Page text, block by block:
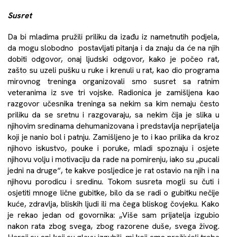
Susret
Da bi mladima pružili priliku da izađu iz nametnutih podjela,
da mogu slobodno postavljati pitanja i da znaju da će na njih
dobiti odgovor, onaj ljudski odgovor, kako je počeo rat,
zašto su uzeli pušku u ruke i krenuli u rat, kao dio programa
mirovnog treninga organizovali smo susret sa ratnim
veteranima iz sve tri vojske. Radionica je zamišljena kao
razgovor učesnika treninga sa nekim sa kim nemaju često
priliku da se sretnu i razgovaraju, sa nekim čija je slika u
njihovim sredinama dehumanizovana i predstavlja neprijatelja
koji je nanio bol i patnju. Zamišljeno je to i kao prilika da kroz
njihovo iskustvo, pouke i poruke, mladi spoznaju i osjete
njihovu volju i motivaciju da rade na pomirenju, iako su „pucali
jedni na druge“, te kakve posljedice je rat ostavio na njih i na
njihovu porodicu i sredinu. Tokom susreta mogli su čuti i
osjetiti mnoge lične gubitke, bilo da se radi o gubitku nečije
kuće, zdravlja, bliskih ljudi ili ma čega bliskog čovjeku. Kako
je rekao jedan od govornika: „Više sam prijatelja izgubio
nakon rata zbog svega, zbog razorene duše, svega živog.